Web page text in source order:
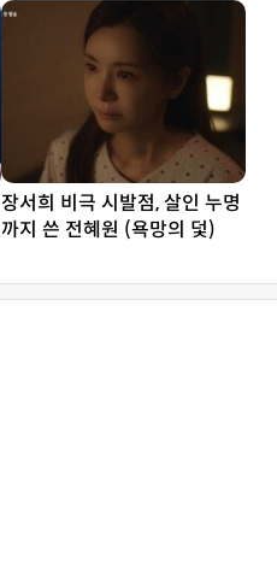
해 노력”
장서희 비극 시발점, 살인 누명
까지 쓴 전혜원 (욕망의 덫)